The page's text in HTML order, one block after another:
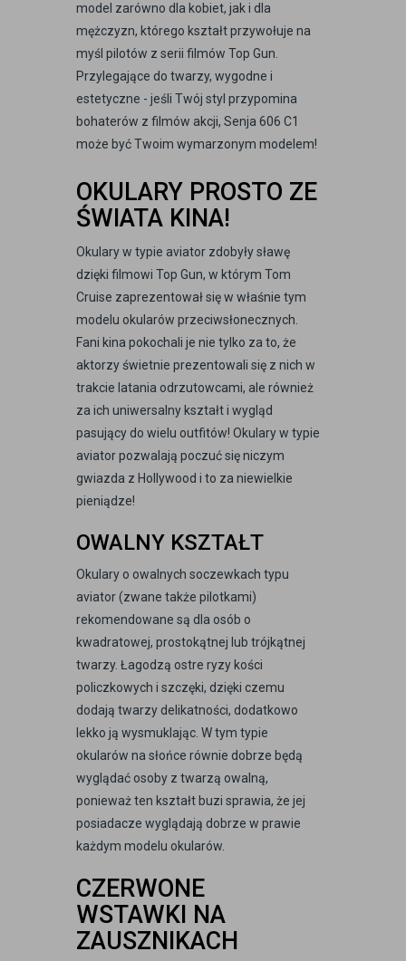
model zarówno dla kobiet, jak i dla
mężczyzn, którego kształt przywołuje na
myśl pilotów z serii filmów Top Gun.
Przylegające do twarzy, wygodne i
estetyczne - jeśli Twój styl przypomina
bohaterów z filmów akcji, Senja 606 C1
może być Twoim wymarzonym modelem!
OKULARY PROSTO ZE
ŚWIATA KINA!
Okulary w typie aviator zdobyły sławę
dzięki filmowi Top Gun, w którym Tom
Cruise zaprezentował się w właśnie tym
modelu okularów przeciwsłonecznych.
Fani kina pokochali je nie tylko za to, że
aktorzy świetnie prezentowali się z nich w
trakcie latania odrzutowcami, ale również
za ich uniwersalny kształt i wygląd
pasujący do wielu outfitów! Okulary w typie
aviator pozwalają poczuć się niczym
gwiazda z Hollywood i to za niewielkie
pieniądze!
OWALNY KSZTAŁT
Okulary o owalnych soczewkach typu
aviator (zwane także pilotkami)
rekomendowane są dla osób o
kwadratowej, prostokątnej lub trójkątnej
twarzy. Łagodzą ostre ryzy kości
policzkowych i szczęki, dzięki czemu
dodają twarzy delikatności, dodatkowo
lekko ją wysmuklając. W tym typie
okularów na słońce równie dobrze będą
wyglądać osoby z twarzą owalną,
ponieważ ten kształt buzi sprawia, że jej
posiadacze wyglądają dobrze w prawie
każdym modelu okularów.
CZERWONE
WSTAWKI NA
ZAUSZNIKACH